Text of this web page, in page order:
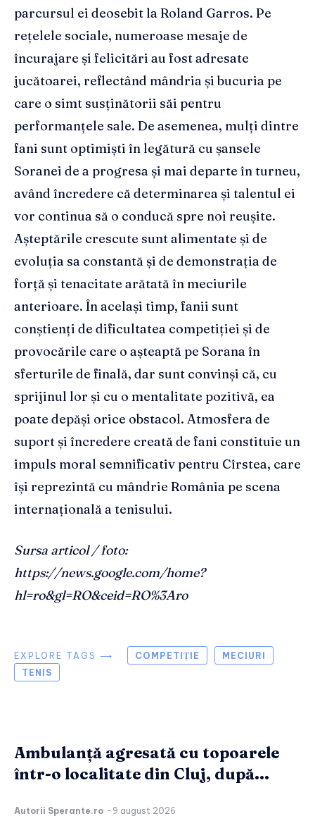
parcursul ei deosebit la Roland Garros. Pe
rețelele sociale, numeroase mesaje de
încurajare și felicitări au fost adresate
jucătoarei, reflectând mândria și bucuria pe
care o simt susținătorii săi pentru
performanțele sale. De asemenea, mulți dintre
fani sunt optimiști în legătură cu șansele
Soranei de a progresa și mai departe în turneu,
având încredere că determinarea și talentul ei
vor continua să o conducă spre noi reușite.
Așteptările crescute sunt alimentate și de
evoluția sa constantă și de demonstrația de
forță și tenacitate arătată în meciurile
anterioare. În același timp, fanii sunt
conștienți de dificultatea competiției și de
provocările care o așteaptă pe Sorana în
sferturile de finală, dar sunt convinși că, cu
sprijinul lor și cu o mentalitate pozitivă, ea
poate depăși orice obstacol. Atmosfera de
suport și încredere creată de fani constituie un
impuls moral semnificativ pentru Cîrstea, care
își reprezintă cu mândrie România pe scena
internațională a tenisului.
Sursa articol / foto:
https://news.google.com/home?
hl=ro&gl=RO&ceid=RO%3Aro
EXPLORE TAGS ⟶ COMPETIȚIE
MECIURI
TENIS
Ambulanță agresată cu topoarele
într-o localitate din Cluj, după...
Autorii Sperante.ro - 9 august 2026